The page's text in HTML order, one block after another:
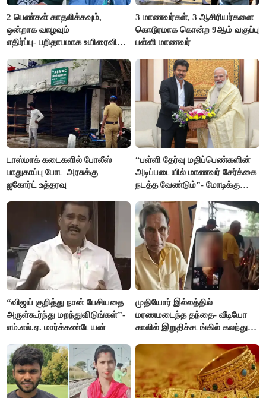
2 பெண்கள் காதலிக்கவும்,
ஒன்றாக வாழவும்
எதிர்ப்பு- பறிதாபமாக உயிரைவிட்ட
3 மாணவர்கள், 3 ஆசிரியர்களை
கொடூரமாக கொன்ற 9ஆம் வகுப்பு
பள்ளி மாணவர்
டாஸ்மாக் கடைகளில் போலீஸ்
பாதுகாப்பு போட அரசுக்கு
ஐகோர்ட் உத்தரவு
“பள்ளி தேர்வு மதிப்பெண்களின்
அடிப்படையில் மாணவர் சேர்க்கை
நடத்த வேண்டும்”- மோடிக்கு
“விஜய் குறித்து நான் பேசியதை
அருள்கூர்ந்து மறந்துவிடுங்கள்”-
எம்.எல்.ஏ. மார்க்கண்டேயன்
முதியோர் இல்லத்தில்
மரணமடைந்த தந்தை- வீடியோ
காலில் இறுதிச்சடங்கில் கலந்து